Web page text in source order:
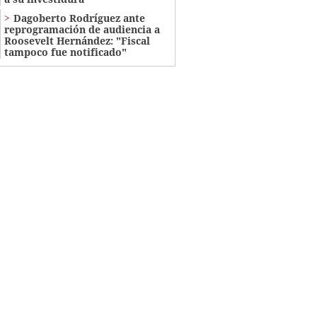
Dagoberto Rodríguez ante
reprogramación de audiencia a
Roosevelt Hernández: "Fiscal
tampoco fue notificado"